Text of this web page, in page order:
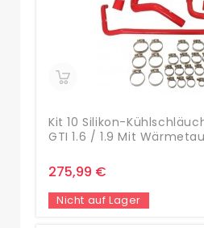
Kit 10 Silikon-
GTI 1.6 / 1.9 Mit
275,99 €
Nicht auf Lager